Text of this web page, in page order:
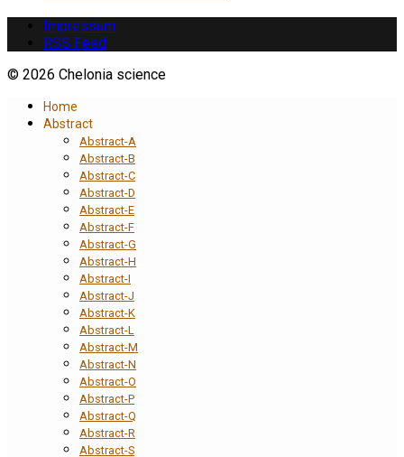
Impressum
RSS Feed
© 2026 Chelonia science
Home
Abstract
Abstract-A
Abstract-B
Abstract-C
Abstract-D
Abstract-E
Abstract-F
Abstract-G
Abstract-H
Abstract-I
Abstract-J
Abstract-K
Abstract-L
Abstract-M
Abstract-N
Abstract-O
Abstract-P
Abstract-Q
Abstract-R
Abstract-S